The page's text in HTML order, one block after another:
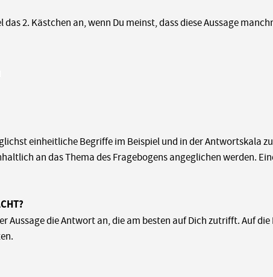
das 2. Kästchen an, wenn Du meinst, dass diese Aussage
einheitliche Begriffe im Beispiel und in der Antwortskala
an das Thema des Fragebogens angeglichen werden.
Aussage die Antwort an, die am besten auf Dich zutrifft. Auf